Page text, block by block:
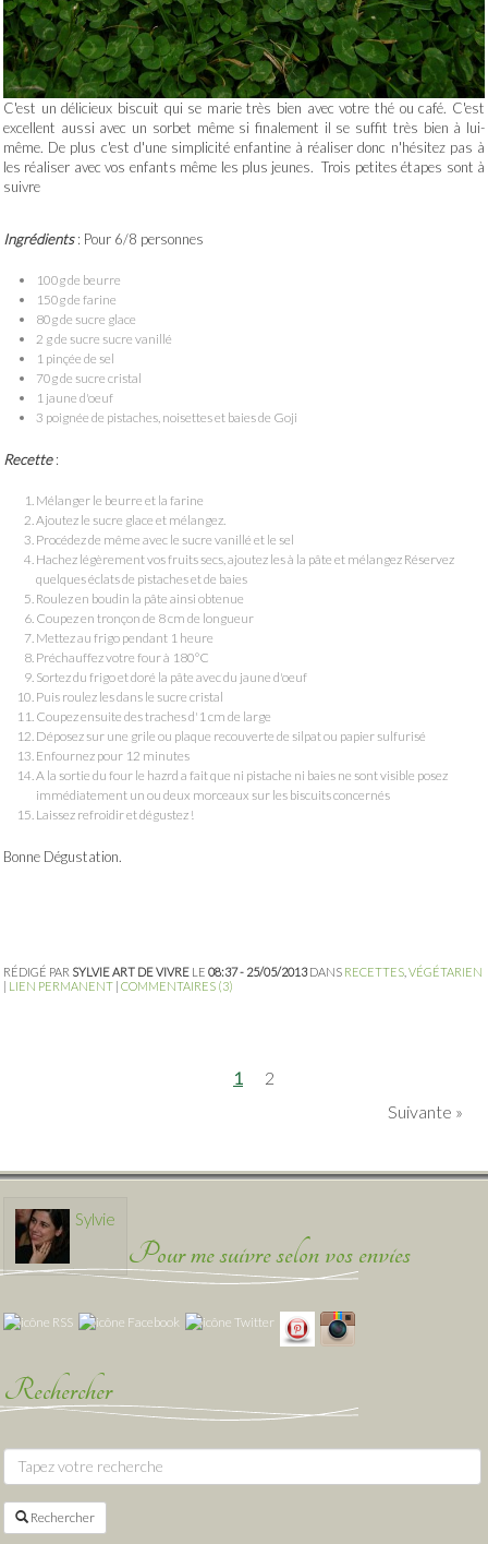
C'est un délicieux biscuit qui se marie très bien avec votre thé ou café. C'est
excellent aussi avec un sorbet même si finalement il se suffit très bien à lui-
même. De plus c'est d'une simplicité enfantine à réaliser donc n'hésitez pas à
les réaliser avec vos enfants même les plus jeunes. Trois petites étapes sont à
suivre
Ingrédients: Pour 6/8 personnes
100g de beurre
150g de farine
80g de sucre glace
2 g de sucre sucre vanillé
1 pinçée de sel
70g de sucre cristal
1 jaune d'oeuf
3 poignée de pistaches, noisettes et baies de Goji
Recette:
Mélanger le beurre et la farine
Ajoutez le sucre glace et mélangez.
Procédez de même avec le sucre vanillé et le sel
Hachez légèrement vos fruits secs, ajoutez les à la pâte et mélangez Réservez
quelques éclats de pistaches et de baies
Roulez en boudin la pâte ainsi obtenue
Coupez en tronçon de 8 cm de longueur
Mettez au frigo pendant 1 heure
Préchauffez votre four à 180°C
Sortez du frigo et doré la pâte avec du jaune d'oeuf
Puis roulez les dans le sucre cristal
Coupez ensuite des traches d'1 cm de large
Déposez sur une grile ou plaque recouverte de silpat ou papier sulfurisé
Enfournez pour 12 minutes
A la sortie du four le hazrd a fait que ni pistache ni baies ne sont visible posez
immédiatement un ou deux morceaux sur les biscuits concernés
Laissez refroidir et dégustez !
Bonne Dégustation.
RÉDIGÉ PAR SYLVIE ART DE VIVRE LE 08:37 - 25/05/2013DANS RECETTES VÉGÉTARIEN
| LIEN PERMANENT | COMMENTAIRES (3)
1
2
Suivante
Sylvie
Pour me suivre selon vos envies
Rechercher
Rechercher